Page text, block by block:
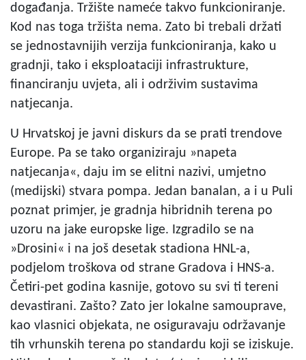
događanja. Tržište nameće takvo funkcioniranje.
Kod nas toga tržišta nema. Zato bi trebali držati
se jednostavnijih verzija funkcioniranja, kako u
gradnji, tako i eksploataciji infrastrukture,
financiranju uvjeta, ali i održivim sustavima
natjecanja.
U Hrvatskoj je javni diskurs da se prati trendove
Europe. Pa se tako organiziraju »napeta
natjecanja«, daju im se elitni nazivi, umjetno
(medijski) stvara pompa. Jedan banalan, a i u Puli
poznat primjer, je gradnja hibridnih terena po
uzoru na jake europske lige. Izgradilo se na
»Drosini« i na još desetak stadiona HNL-a,
podjelom troškova od strane Gradova i HNS-a.
Četiri-pet godina kasnije, gotovo su svi ti tereni
devastirani. Zašto? Zato jer lokalne samouprave,
kao vlasnici objekata, ne osiguravaju održavanje
tih vrhunskih terena po standardu koji se iziskuje.